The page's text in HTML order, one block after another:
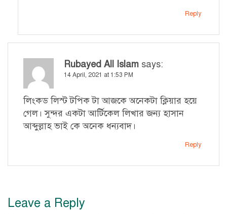
Reply
Rubayed All Islam says:
14 April, 2021 at 1:53 PM
লিংকড লিস্ট টপিক টা আজকে অনেকটা ক্লিয়ার হয়ে
গেল। সুন্দর একটা আর্টিকেল লিখার জন্য হাসান
আব্দুল্লাহ ভাই কে অনেক ধন্যবাদ।
Reply
Leave a Reply